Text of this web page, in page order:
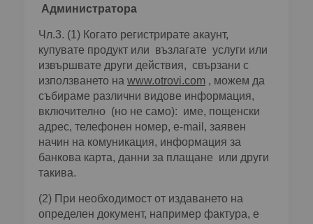
Администратора
Чл.3. (1) Когато регистрирате акаунт,
купувате продукт или възлагате услуги или
извършвате други действия, свързани с
използването на www.otrovi.com , можем да
събираме различни видове информация,
включително (но не само): име, пощенски
адрес, телефонен номер, e-mail, заявен
начин на комуникация, информация за
банкова карта, данни за плащане или други
такива.
(2) При необходимост от издаването на
определен документ, например фактура, е